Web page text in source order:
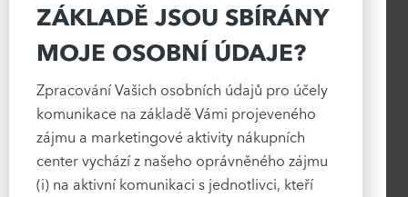
ZÁKLADĚ JSOU SBÍRÁNY
MOJE OSOBNÍ ÚDAJE?
Zpracování Vašich osobních údajů pro účely
komunikace na základě Vámi projeveného
zájmu a marketingové aktivity nákupních
center vychází z našeho oprávněného zájmu
(i) na aktivní komunikaci s jednotlivci, kteří